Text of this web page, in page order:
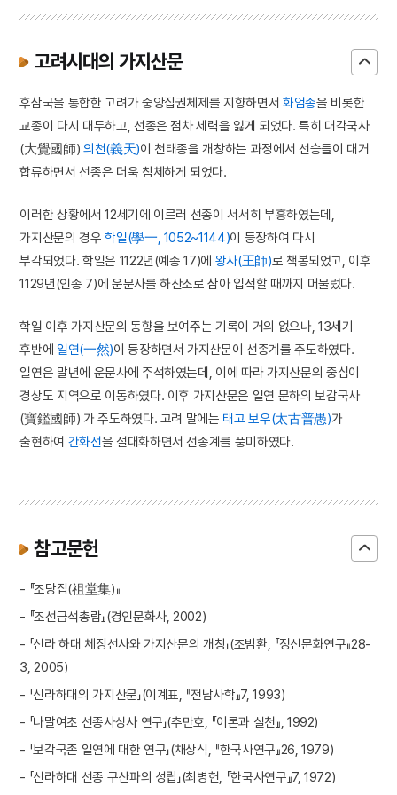
고려시대의 가지산문
후삼국을 통합한 고려가 중앙집권체제를 지향하면서 화엄종을 비롯한
교종이 다시 대두하고, 선종은 점차 세력을 잃게 되었다. 특히 대각국사
(大覺國師) 의천(義天)이 천태종을 개창하는 과정에서 선승들이 대거
합류하면서 선종은 더욱 침체하게 되었다.
이러한 상황에서 12세기에 이르러 선종이 서서히 부흥하였는데,
가지산문의 경우학일(學一, 1052~1144)이 등장하여 다시
부각되었다. 학일은 1122년(예종 17)에 왕사(王師)로 책봉되었고, 이후
1129년(인종 7)에 운문사를 하산소로 삼아 입적할 때까지 머물렀다.
학일 이후 가지산문의 동향을 보여주는 기록이 거의 없으나, 13세기
후반에 일연(一然)이 등장하면서 가지산문이 선종계를 주도하였다.
일연은 말년에 운문사에 주석하였는데, 이에 따라 가지산문의 중심이
경상도 지역으로 이동하였다. 이후 가지산문은 일연 문하의 보감국사
(寶鑑國師) 가 주도하였다. 고려 말에는 태고 보우(太古普愚)가
출현하여 간화선을 절대화하면서 선종계를 풍미하였다.
참고문헌
- 『조당집(祖堂集)』
- 『조선금석총람』(경인문화사, 2002)
- 「신라 하대 체징선사와 가지산문의 개창」(조범환, 『정신문화연구』28-
3, 2005)
- 「신라하대의 가지산문」(이계표, 『전남사학』7, 1993)
- 「나말여초 선종사상사 연구」(추만호, 『이론과 실천』, 1992)
- 「보각국존 일연에 대한 연구」(채상식, 『한국사연구』26, 1979)
- 「신라하대 선종 구산파의 성립」(최병헌, 『한국사연구』7, 1972)